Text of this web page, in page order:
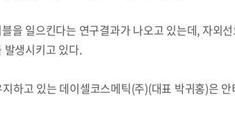
을 일으킨다는 연구결과가 나오고 있는데, 자외
발생시키고 있다.
하고 있는 데이셀코스메틱(주)(대표 박귀홍)은